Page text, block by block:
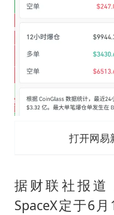
打开网易
据财联社报道
SpaceX定于6